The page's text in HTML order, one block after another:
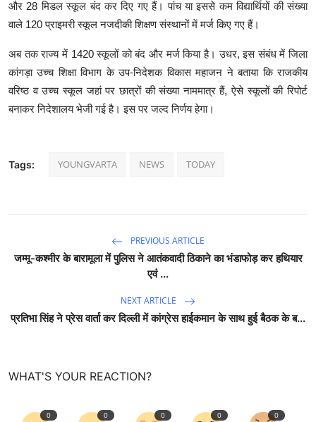
और 28 मिडल स्कूल बंद कर दिए गए हैं। पांच या इससे कम विद्यार्थियों की संख्या
वाले 120 प्राइमरी स्कूल नजदीकी शिक्षण संस्थानों में मर्ज किए गए हैं।
अब तक राज्य में 1420 स्कूलों को बंद और मर्ज किया है। उधर, इस संबंध में जिला
कांगड़ा उच्च शिक्षा विभाग के उप-निदेशक विकास महाजन ने बताया कि राजकीय
वरिष्ठ व उच्च स्कूल जहां पर छात्रों की संख्या नाममात्र हैं, ऐसे स्कूलों की रिपोर्ट
बनाकर निदेशालय भेजी गई है। इस पर जल्द निर्णय हेगा।
Tags: YOUNGVARTA NEWS TODAY
PREVIOUS ARTICLE
जम्मू-कश्मीर के बारामूला में पुलिस ने आतंकवादी ठिकाने का भंडाफोड़ कर हथियार
एवं ...
NEXT ARTICLE
प्रतिभा सिंह ने प्रेस वार्ता कर दिल्ली में कांग्रेस हाईकमान के साथ हुई बैठक के ब...
WHAT'S YOUR REACTION?
0 0 0 0 0